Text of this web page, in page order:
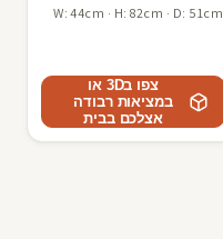
W: 44cm · H: 82cm · D: 51cm
צפו ב3D או
במציאות רבודה
אצלכם בבית